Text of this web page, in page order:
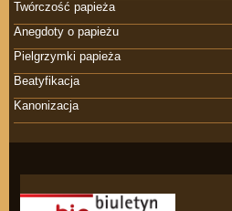
Twórczość papieża
Anegdoty o papieżu
Pielgrzymki papieża
Beatyfikacja
Kanonizacja